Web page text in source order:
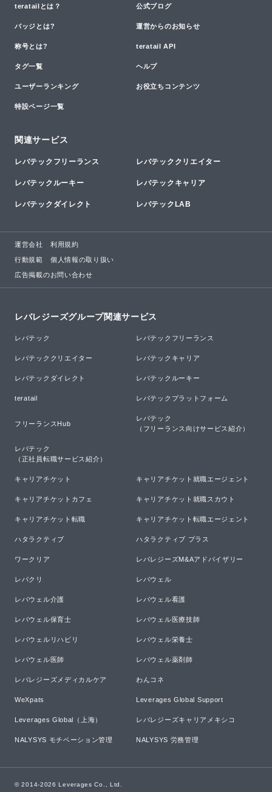
teratailとは？ 公式ブログ
バッジとは? 運営からのお知らせ
称号とは? teratail API
タグ一覧 ヘルプ
ユーザーランキング お役立ちコンテンツ
特設ページ一覧
関連サービス
レバテックフリーランス レバテッククリエイター
レバテックルーキー レバテックキャリア
レバテックダイレクト レバテックLAB
運営会社 利用規約
行動規範 個人情報の取り扱い
広告掲載のお問い合わせ
レバレジーズグループ関連サービス
レバテック レバテックフリーランス
レバテッククリエイター レバテックキャリア
レバテックダイレクト レバテックルーキー
teratail レバテックプラットフォーム
フリーランスHub
レバテック
（フリーランス向けサービス紹介）
レバテック
（正社員転職サービス紹介）
キャリアチケット キャリアチケット就職エージェント
キャリアチケットカフェ キャリアチケット就職スカウト
キャリアチケット転職 キャリアチケット転職エージェント
ハタラクティブ ハタラクティブ プラス
ワークリア レバレジーズM&Aアドバイザリー
レバクリ レバウェル
レバウェル介護 レバウェル看護
レバウェル保育士 レバウェル医療技師
レバウェルリハビリ レバウェル栄養士
レバウェル医師 レバウェル薬剤師
レバレジーズメディカルケア わんコネ
WeXpats Leverages Global Support
Leverages Global（上海） レバレジーズキャリアメキシコ
NALYSYS モチベーション管理 NALYSYS 労務管理
© 2014-2026 Leverages Co., Ltd.